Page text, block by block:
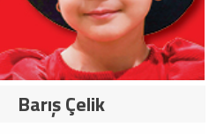
Barış Çelik